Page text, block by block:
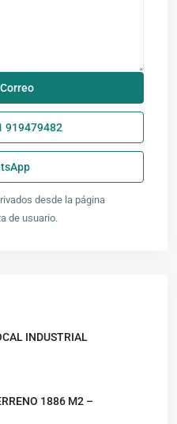
919479482
desde la página
de usuario.
INDUSTRIAL
1886 M2 –